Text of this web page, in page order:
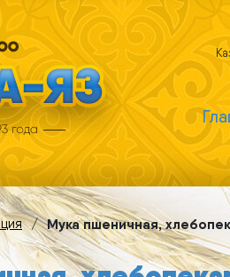
/ Мука пшеничная,